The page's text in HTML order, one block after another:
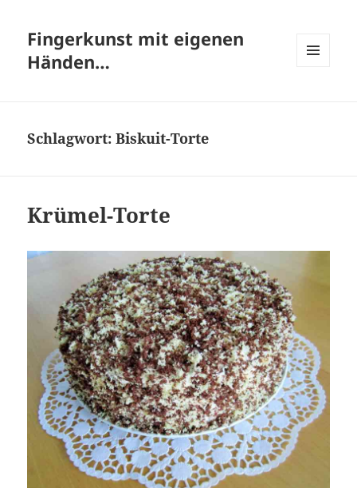
Fingerkunst mit eigenen
Händen…
Schlagwort:Biskuit-Torte
Krümel-Torte